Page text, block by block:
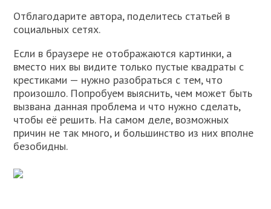
Отблагодарите автора, поделитесь статьей в
социальных сетях.
Если в браузере не отображаются картинки, а
вместо них вы видите только пустые квадраты с
крестиками — нужно разобраться с тем, что
произошло. Попробуем выяснить, чем может быть
вызвана данная проблема и что нужно сделать,
чтобы её решить. На самом деле, возможных
причин не так много, и большинство из них вполне
безобидны.